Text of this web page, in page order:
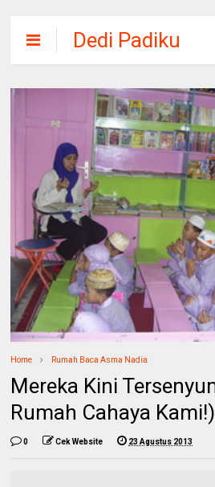
Dedi Padiku
Home Rumah Baca Asma Nadia
Mereka Kini
Rumah Cahaya Kami!)
0 Cek Website 23 Agustus 2013